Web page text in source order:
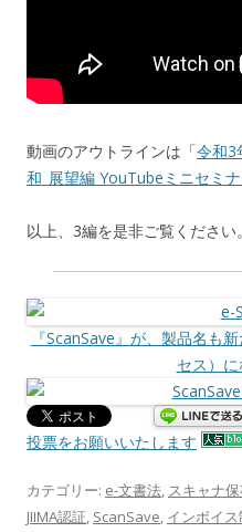
動画のアウトラインは「令和3
和_展望編 YouTubeミニセミ
以上、3編を是非ご覧ください。
『ScanSave』が、製品名も
セス）
投票をお願いいたします
カテゴリー: e-文書法, スキャナ
JIIMA認証, ScanSave, インボイ